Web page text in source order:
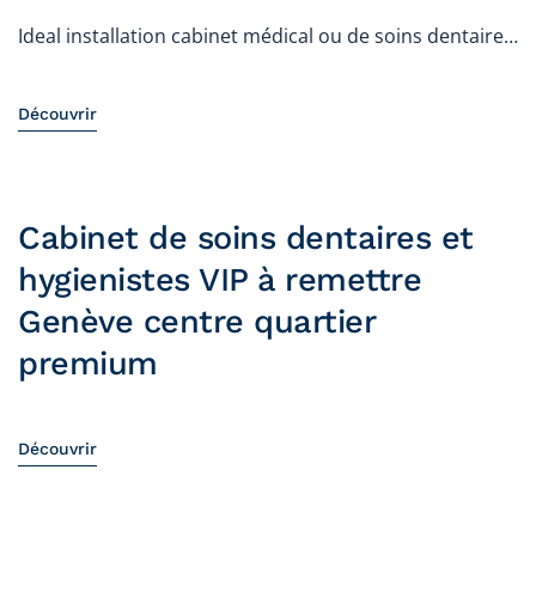
Ideal installation cabinet médical ou de soins dentaire…
Découvrir
Cabinet de soins dentaires et
hygienistes VIP à remettre
Genève centre quartier
premium
Découvrir